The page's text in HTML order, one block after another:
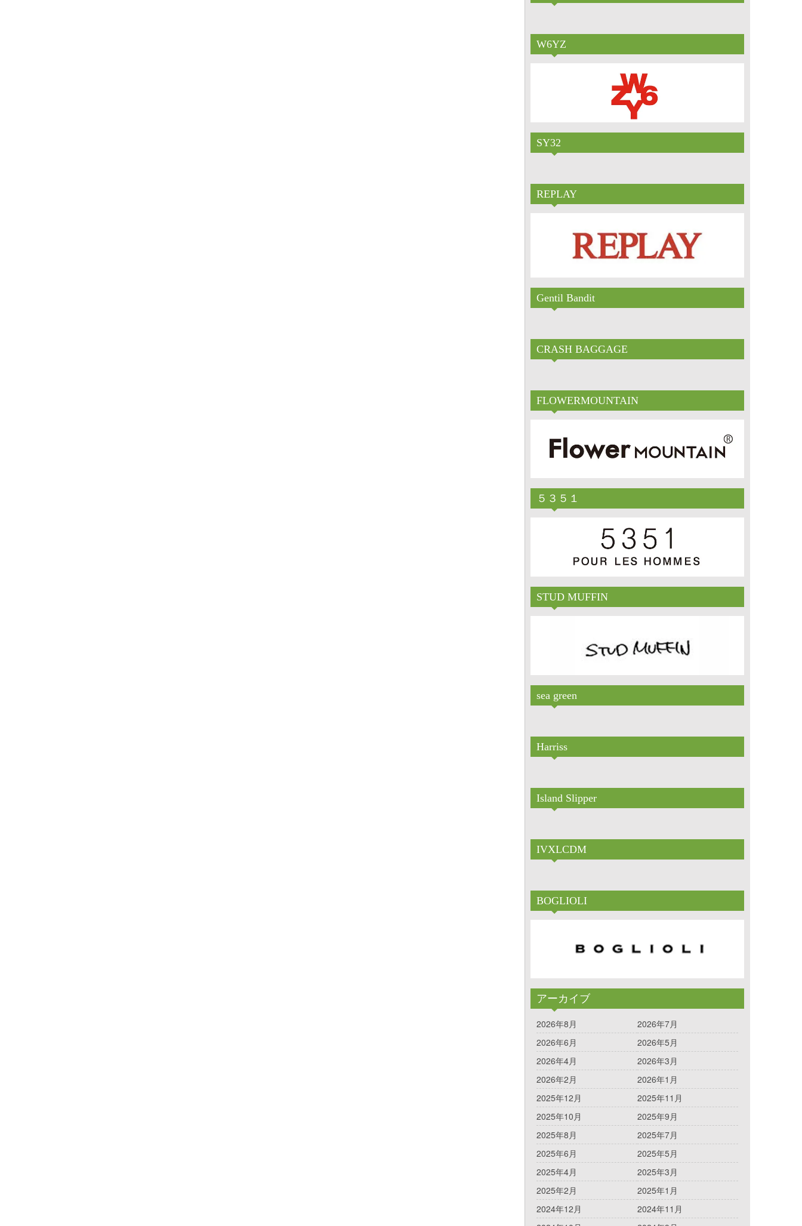
W6YZ
SY32
REPLAY
Gentil Bandit
CRASH BAGGAGE
FLOWERMOUNTAIN
５３５１
STUD MUFFIN
sea green
Harriss
Island Slipper
IVXLCDM
BOGLIOLI
アーカイブ
2026年8月
2026年7月
2026年6月
2026年5月
2026年4月
2026年3月
2026年2月
2026年1月
2025年12月
2025年11月
2025年10月
2025年9月
2025年8月
2025年7月
2025年6月
2025年5月
2025年4月
2025年3月
2025年2月
2025年1月
2024年12月
2024年11月